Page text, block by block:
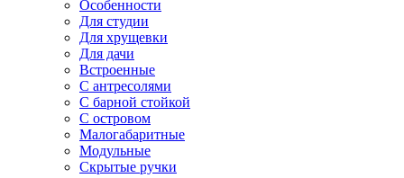
Особенности
Для студии
Для хрущевки
Для дачи
Встроенные
С антресолями
С барной стойкой
С островом
Малогабаритные
Модульные
Скрытые ручки